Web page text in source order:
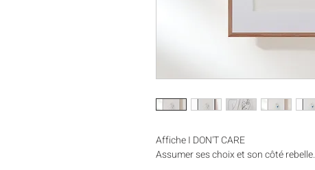
Affiche I DON'T CARE
Assumer ses choix et son côté rebelle.